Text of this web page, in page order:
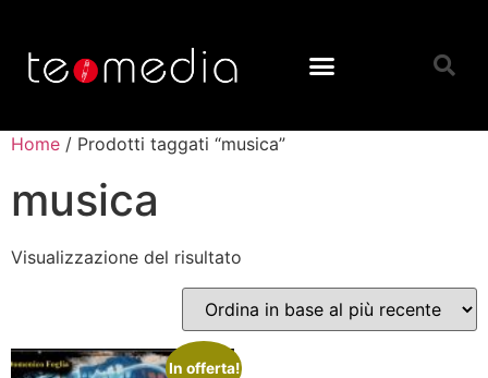
Home / Prodotti taggati “musica”
musica
Visualizzazione del risultato
In offerta!